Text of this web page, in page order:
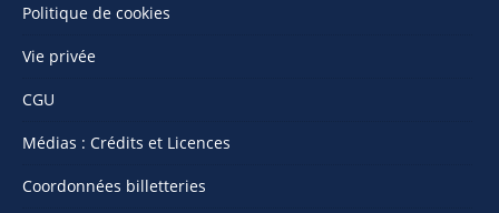
Politique de cookies
Vie privée
CGU
Médias : Crédits et Licences
Coordonnées billetteries